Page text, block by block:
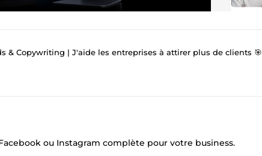
& Copywriting | J'aide les entreprises à attirer plus de clients 🎯
ou Instagram complète pour votre business.